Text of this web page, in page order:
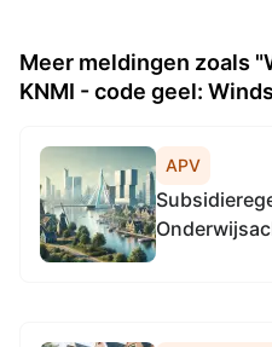
Meer meldingen zoals
KNMI - code geel:
APV